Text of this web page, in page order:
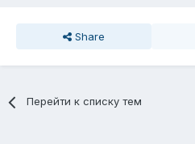
Share
Перейти к списку тем